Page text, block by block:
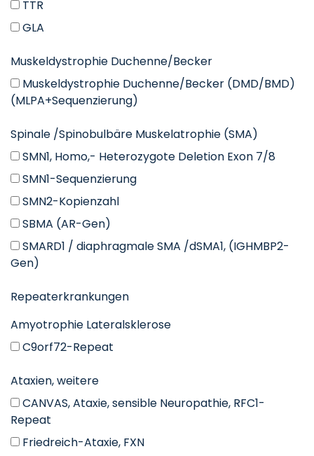
TTR
GLA
Muskeldystrophie Duchenne/Becker
Muskeldystrophie Duchenne/Becker (DMD/BMD)
(MLPA+Sequenzierung)
Spinale /Spinobulbäre Muskelatrophie (SMA)
SMN1, Homo,- Heterozygote Deletion Exon 7/8
SMN1-Sequenzierung
SMN2-Kopienzahl
SBMA (AR-Gen)
SMARD1 / diaphragmale SMA /dSMA1, (IGHMBP2-
Gen)
Repeaterkrankungen
Amyotrophie Lateralsklerose
C9orf72-Repeat
Ataxien, weitere
CANVAS, Ataxie, sensible Neuropathie, RFC1-
Repeat
Friedreich-Ataxie, FXN